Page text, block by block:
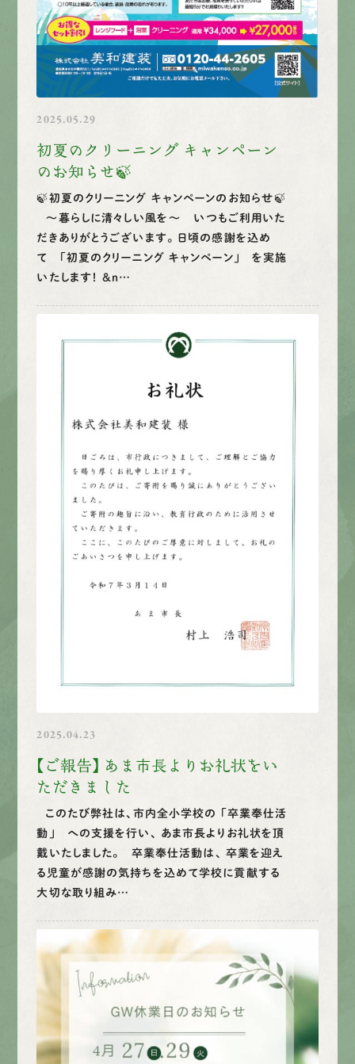
2025.05.29
初夏のクリーニング キャンペーン
のお知らせ🍃
🍃初夏のクリーニング キャンペーンのお知らせ🍃
～暮らしに清々しい風を～ いつもご利用いた
だきありがとうございます。 日頃の感謝を込め
て 「初夏のクリーニング キャンペーン」 を実施
いたします！ &n…
2025.04.23
【ご報告】 あま市長よりお礼状をい
ただきました
このたび弊社は、市内全小学校の 「卒業奉仕活
動」 への支援を行い、 あま市長よりお礼状を頂
戴いたしました。 卒業奉仕活動は、 卒業を迎え
る児童が感謝の気持ちを込めて学校に貢献する
大切な取り組み…